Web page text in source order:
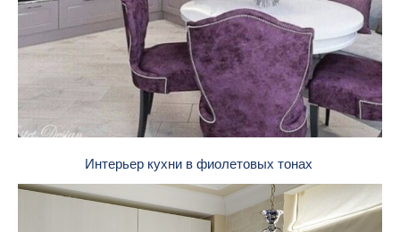
Интерьер кухни в фиолетовых тонах